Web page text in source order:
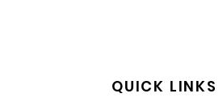
QUICK LINKS